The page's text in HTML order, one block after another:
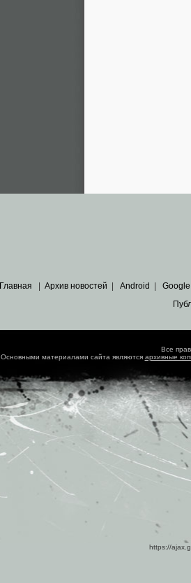
Главная Архив новостей Android Google
Все
Основными материалами сайта являются архивные
https://